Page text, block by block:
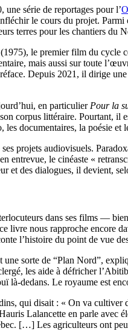
une série de reportages pour l’
le cours du projet.
terres pour les chantiers du
(1975), le premier film du cycle
mais aussi sur toute
Depuis 2021, il dirige
en particulier Pour la
corpus littéraire. Pourtant,
les documentaires, la poésie et
projets audiovisuels.
entrevue, le cinéaste «
et des dialogues, il devient,
dans ses films —
nous rapproche encore
l’histoire du point de vue
sorte de “Plan Nord”,
les aide à défricher
là-dedans. Le royaume est
qui disait : « On va cultiver
Lalancette en parle avec
[…] Les agriculteurs ont